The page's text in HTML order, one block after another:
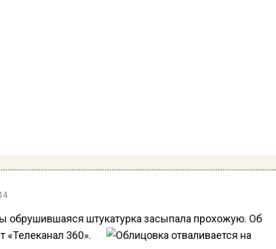
обрушившаяся штукатурка засыпала прохожую. Об
«Телеканал 360».